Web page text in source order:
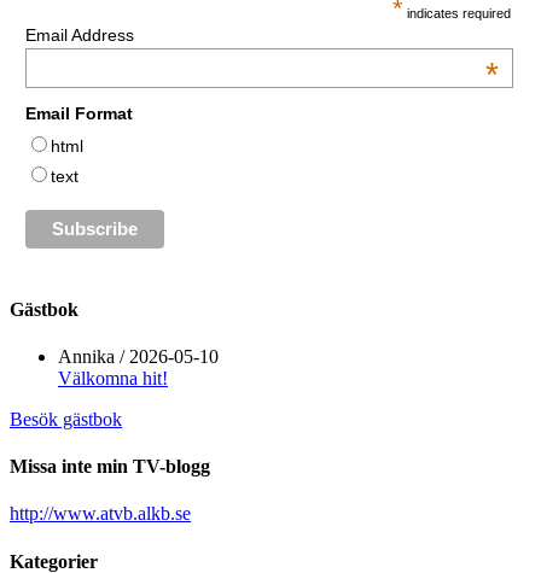
* indicates required
Email Address
*
Email Format
html
text
Gästbok
Annika / 2026-05-10
Välkomna hit!
Besök gästbok
Missa inte min TV-blogg
http://www.atvb.alkb.se
Kategorier